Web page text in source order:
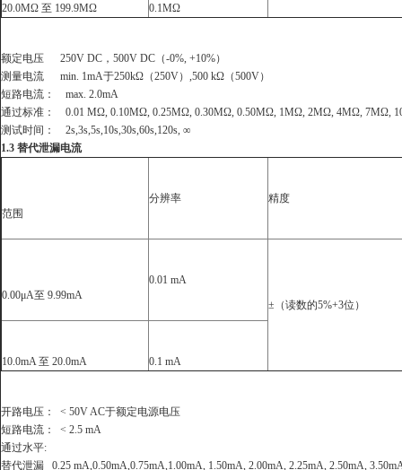
20.0MΩ 至 199.9MΩ 0.1MΩ
额定电压 250V DC ， 500V DC （-0%, +10%）
测量电流 min. 1mA于250kΩ（250V）,500 kΩ（500V）
短路电流：
max. 2.0mA
通过标准：
0.01 MΩ, 0.10MΩ, 0.25MΩ, 0.30MΩ, 0.50MΩ, 1MΩ, 2MΩ, 4MΩ, 7MΩ,
测试时间：
2s,3s,5s,10s,30s,60s,120s, ∞
1.3 替代泄漏电流
范围
分辨率 精度
0.00μA至 9.99mA
0.01 mA
± （读数的5%+3位）
10.0mA至 20.0mA 0.1 mA
开路电压： < 50V AC于额定电源电压
短路电流：
< 2.5 mA
通过水平:
替代泄漏 0.25 mA,0.50mA,0.75mA,1.00mA, 1.50mA, 2.00mA, 2.25mA, 2.50mA,